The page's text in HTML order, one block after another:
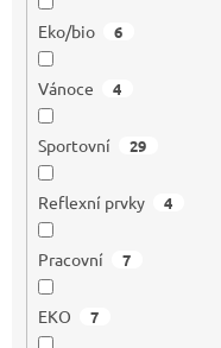
Eko/bio 6
Vánoce 4
Sportovní 29
Reflexní prvky 4
Pracovní 7
EKO 7